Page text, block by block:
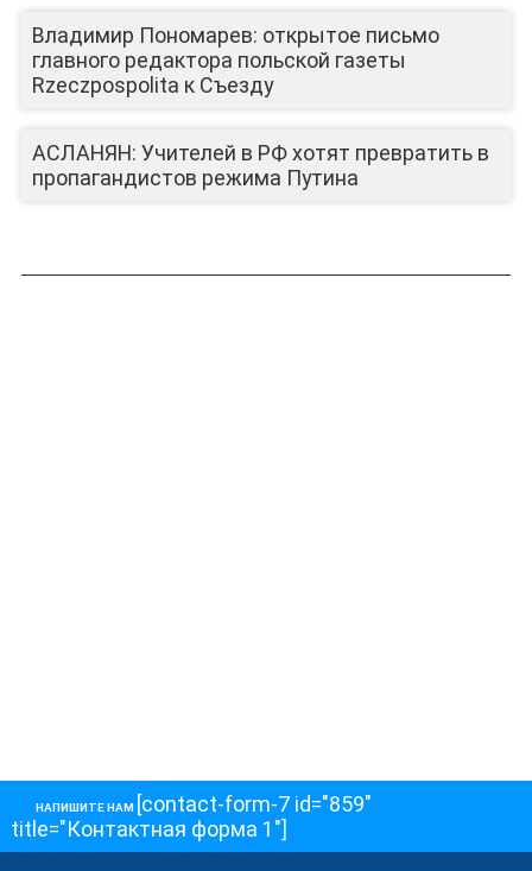
ЛИЦА КАНАЛА
Владимир Пономарев: открытое письмо
главного редактора польской газеты
Rzeczpospolita к Съезду
АСЛАНЯН: Учителей в РФ хотят превратить в
пропагандистов режима Путина
НАПИШИТЕ НАМ [contact-form-7 id="859"
title="Контактная форма 1"]